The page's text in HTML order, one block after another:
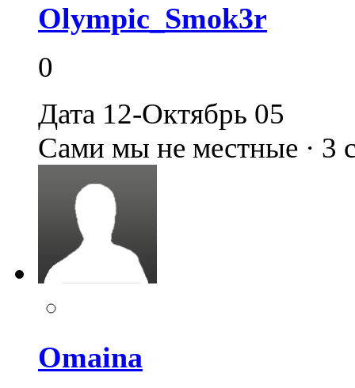
Olympic_Smok3r
0
Дата 12-Октябрь 05
Сами мы не местные · 3
Omaina